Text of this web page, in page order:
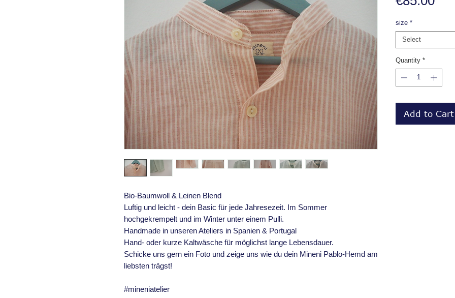
Bio-Baumwoll & Leinen Blend
Luftig und leicht - dein Basic für jede Jahresezeit. Im Sommer
hochgekrempelt und im Winter unter einem Pulli.
Handmade in unseren Ateliers in Spanien & Portugal
Hand- oder kurze Kaltwäsche für möglichst lange Lebensdauer.
Schicke uns gern ein Foto und zeige uns wie du dein Mineni Pablo-Hemd am
liebsten trägst!
#mineniatelier
size *
Select
Quantity *
Add to Cart